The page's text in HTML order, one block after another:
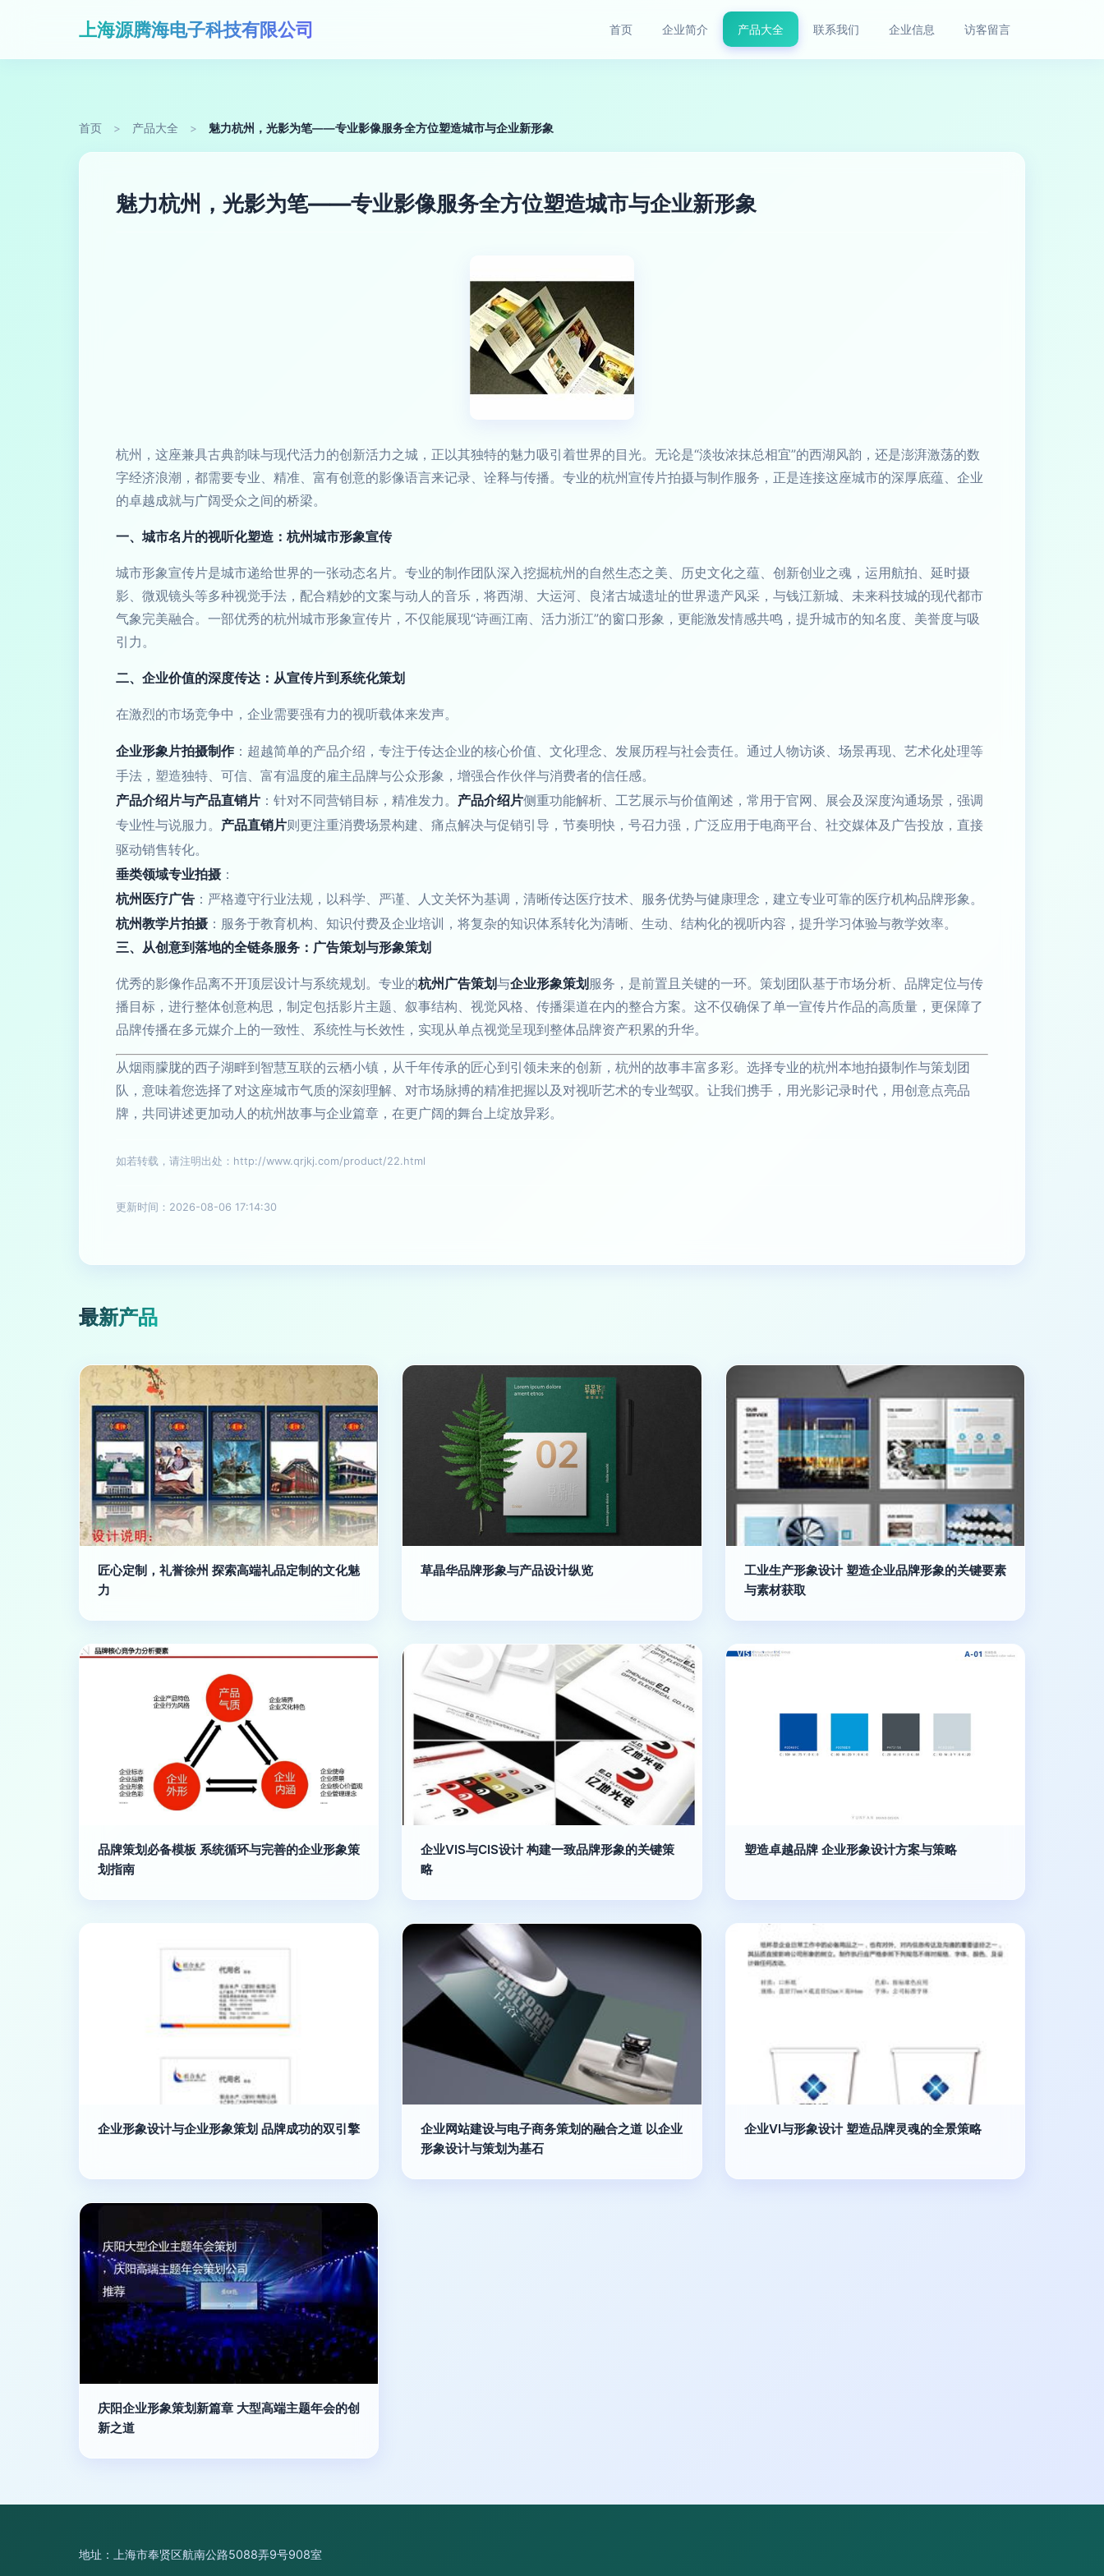
上海源腾海电子科技有限公司 首页 企业简介 产品大全 联系我们 企业信息 访客留言
首页 > 产品大全 > 魅力杭州，光影为笔——专业影像服务全方位塑造城市与企业新形象
魅力杭州，光影为笔——专业影像服务全方位塑造城市与企业新形象
杭州，这座兼具古典韵味与现代活力的创新活力之城，正以其独特的魅力吸引着世界的目光。无论是“淡妆浓抹总相宜”的西湖风韵，还是澎湃激荡的数
字经济浪潮，都需要专业、精准、富有创意的影像语言来记录、诠释与传播。专业的杭州宣传片拍摄与制作服务，正是连接这座城市的深厚底蕴、企业
的卓越成就与广阔受众之间的桥梁。
一、城市名片的视听化塑造：杭州城市形象宣传
城市形象宣传片是城市递给世界的一张动态名片。专业的制作团队深入挖掘杭州的自然生态之美、历史文化之蕴、创新创业之魂，运用航拍、延时摄
影、微观镜头等多种视觉手法，配合精妙的文案与动人的音乐，将西湖、大运河、良渚古城遗址的世界遗产风采，与钱江新城、未来科技城的现代都市
气象完美融合。一部优秀的杭州城市形象宣传片，不仅能展现“诗画江南、活力浙江”的窗口形象，更能激发情感共鸣，提升城市的知名度、美誉度与吸
引力。
二、企业价值的深度传达：从宣传片到系统化策划
在激烈的市场竞争中，企业需要强有力的视听载体来发声。
企业形象片拍摄制作：超越简单的产品介绍，专注于传达企业的核心价值、文化理念、发展历程与社会责任。通过人物访谈、场景再现、艺术化处理等
手法，塑造独特、可信、富有温度的雇主品牌与公众形象，增强合作伙伴与消费者的信任感。
产品介绍片与产品直销片 ：针对不同营销目标，精准发力。 产品介绍片侧重功能解析、工艺展示与价值阐述，常用于官网、展会及深度沟通场景，强调
专业性与说服力。 产品直销片则更注重消费场景构建、痛点解决与促销引导，节奏明快，号召力强，广泛应用于电商平台、社交媒体及广告投放，直接
驱动销售转化。
垂类领域专业拍摄 ：
杭州医疗广告 ：严格遵守行业法规，以科学、严谨、人文关怀为基调，清晰传达医疗技术、服务优势与健康理念，建立专业可靠的医疗机构品牌形象。
杭州教学片拍摄 ：服务于教育机构、知识付费及企业培训，将复杂的知识体系转化为清晰、生动、结构化的视听内容，提升学习体验与教学效率。
三、从创意到落地的全链条服务：广告策划与形象策划
优秀的影像作品离不开顶层设计与系统规划。专业的杭州广告策划与企业形象策划 服务，是前置且关键的一环。策划团队基于市场分析、品牌定位与传
播目标，进行整体创意构思，制定包括影片主题、叙事结构、视觉风格、传播渠道在内的整合方案。这不仅确保了单一宣传片作品的高质量，更保障了
品牌传播在多元媒介上的一致性、系统性与长效性，实现从单点视觉呈现到整体品牌资产积累的升华。
从烟雨朦胧的西子湖畔到智慧互联的云栖小镇，从千年传承的匠心到引领未来的创新，杭州的故事丰富多彩。选择专业的杭州本地拍摄制作与策划团
队，意味着您选择了对这座城市气质的深刻理解、对市场脉搏的精准把握以及对视听艺术的专业驾驭。让我们携手，用光影记录时代，用创意点亮品
牌，共同讲述更加动人的杭州故事与企业篇章，在更广阔的舞台上绽放异彩。
如若转载，请注明出处：http://www.qrjkj.com/product/22.html
更新时间：2026-08-06 17:14:30
最新产品
匠心定制，礼誉徐州 探索高端礼品定制的文化魅
力
草晶华品牌形象与产品设计纵览
工业生产形象设计 塑造企业品牌形象的关键要素
与素材获取
品牌策划必备模板 系统循环与完善的企业形象策
划指南
企业VIS与CIS设计 构建一致品牌形象的关键策
略
塑造卓越品牌 企业形象设计方案与策略
企业形象设计与企业形象策划 品牌成功的双引擎
企业网站建设与电子商务策划的融合之道 以企业
形象设计与策划为基石
企业VI与形象设计 塑造品牌灵魂的全景策略
庆阳企业形象策划新篇章 大型高端主题年会的创
新之道
地址：上海市奉贤区航南公路5088弄9号908室